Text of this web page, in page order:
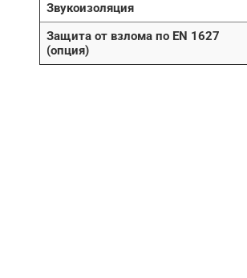
Звукоизоляция
Защита от взлома по EN 1627
(опция)